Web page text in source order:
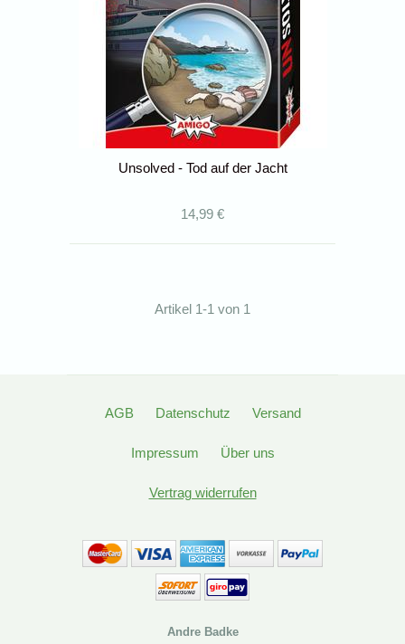
Unsolved - Tod auf der Jacht
14,99 €
Artikel 1-1 von 1
AGB Datenschutz Versand
Impressum Über uns
Vertrag widerrufen
Andre Badke